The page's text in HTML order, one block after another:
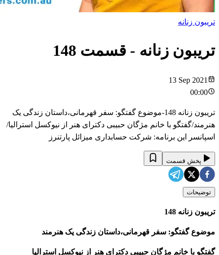
تریبون زنانه
تریبون زنانه - قسمت 148
13 Sep 2021
00:00
تریبون زنانه 148-موضوع گفتگو: سفر قهرمانی،داستان زندگی یک
هنرمند/گفتگو با خانم مژگان حبیبی دکترای هنر از نیوکسل استراليا/
اسپانسر این برنامه: شرکت حسابداری میزائل پارتنرز
پخش قسمت
توضیحات
تریبون زنانه 148
موضوع گفتگو: سفر قهرمانی،داستان زندگی یک هنرمند
گفتگو با خانم مژگان حبیبی دکترای هنر از نیوکسل استراليا